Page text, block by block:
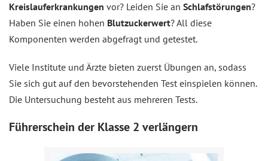
Kreislauferkrankungen vor? Leiden Sie an Schlafstörungen?
Haben Sie einen hohen Blutzuckerwert? All diese
Komponenten werden abgefragt und getestet.
Viele Institute und Ärzte bieten zuerst Übungen an, sodass
Sie sich gut auf den bevorstehenden Test einspielen können.
Die Untersuchung besteht aus mehreren Tests.
Führerschein der Klasse 2 verlängern